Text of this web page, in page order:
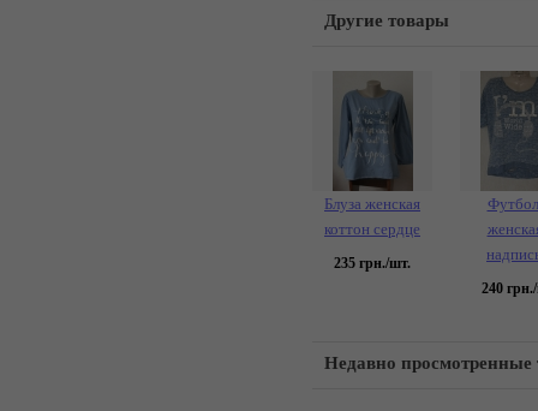
Другие товары
Блуза женская
коттон сердце
235 грн./шт.
240
Недавно просмотренные